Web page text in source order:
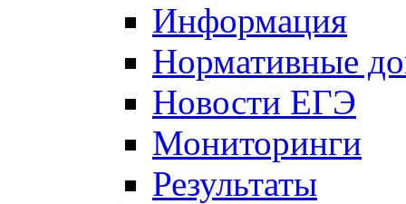
Информация
Нормативные
Новости ЕГЭ
Мониторинги
Результаты